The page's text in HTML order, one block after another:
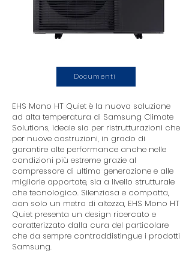
Documenti
EHS Mono HT Quiet è la nuova soluzione
ad alta temperatura di Samsung Climate
Solutions, ideale sia per ristrutturazioni che
per nuove costruzioni, in grado di
garantire alte performance anche nelle
condizioni più estreme grazie al
compressore di ultima generazione e alle
migliorie apportate, sia a livello strutturale
che tecnologico. Silenziosa e compatta,
con solo un metro di altezza, EHS Mono HT
Quiet presenta un design ricercato e
caratterizzato dalla cura del particolare
che da sempre contraddistingue i prodotti
Samsung.